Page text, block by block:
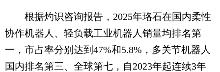
根据灼识咨询报告，2025年珞石在国内柔性
协作机器人、轻负载工业机器人销量均排名第
一，市占率分别达到47%和5.8%，多关节机器人
国内排名第三、全球第七，自2023年起连续3年